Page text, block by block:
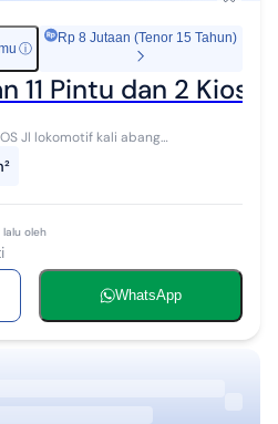
ⓘ
Rp 8 Jutaan (Tenor 15 Tahun)
11 Pintu dan 2 Kios
Jl lokomotif kali abang
Surat *SHM,suami sitri lengkap.
oleh
WhatsApp